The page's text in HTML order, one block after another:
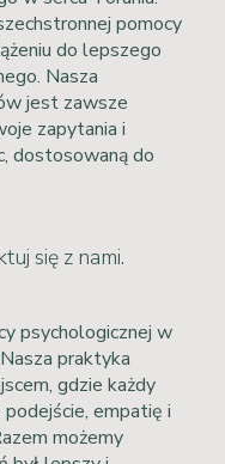
pomocy
do lepszego
Nasza
jest zawsze
zapytania i
dostosowaną do
się z nami.
psychologicznej w
praktyka
gdzie każdy
empatię i
możemy